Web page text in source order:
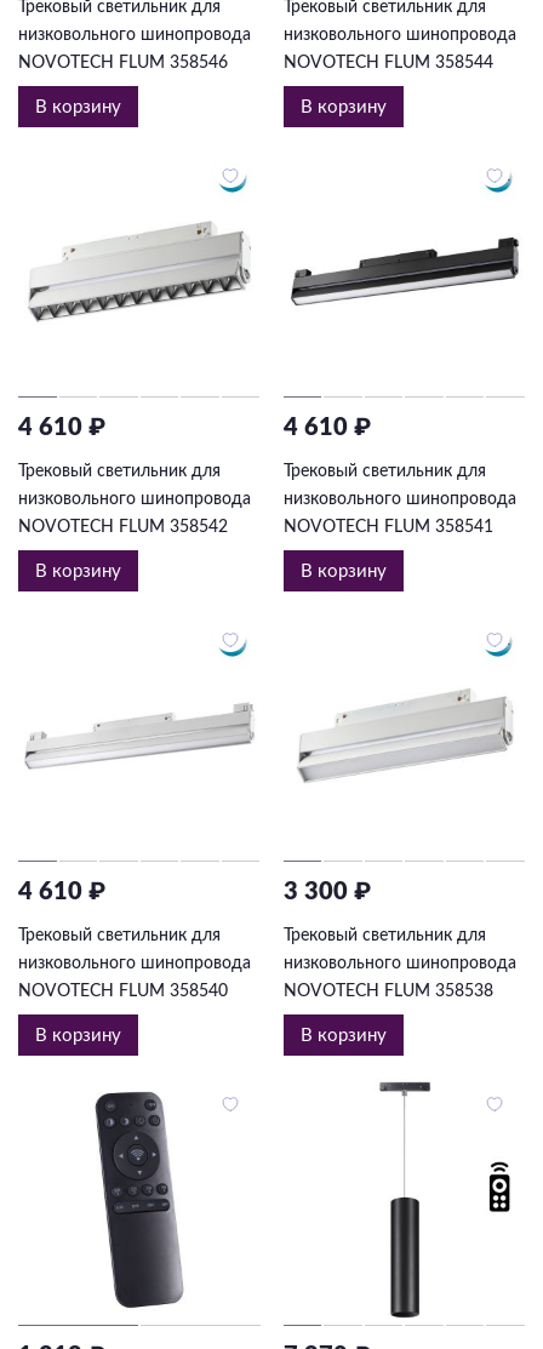
Трековый светильник для
низковольного шинопровода
NOVOTECH FLUM 358546
В корзину
Трековый светильник для
низковольного шинопровода
NOVOTECH FLUM 358544
В корзину
4 610 ₽
Трековый светильник для
низковольного шинопровода
NOVOTECH FLUM 358542
В корзину
4 610 ₽
Трековый светильник для
низковольного шинопровода
NOVOTECH FLUM 358541
В корзину
4 610 ₽
Трековый светильник для
низковольного шинопровода
NOVOTECH FLUM 358540
В корзину
3 300 ₽
Трековый светильник для
низковольного шинопровода
NOVOTECH FLUM 358538
В корзину